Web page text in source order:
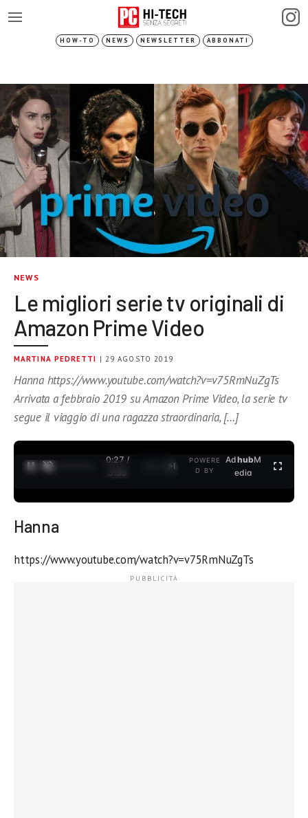
HOW-TO NEWS NEWSLETTER ABBONATI
NEWS
Le migliori serie tv originali di
Amazon Prime Video
MARTINA PEDRETTI | 29 AGOSTO 2019
Hanna https://www.youtube.com/watch?v=v75RmNuZgTs
Arrivata a febbraio 2019 su Amazon Prime Video, la serie tv
segue il viaggio di una ragazza straordinaria, […]
0:27 /
3:35
POWERE
D BY
AdhubM
edia
Hanna
https://www.youtube.com/watch?v=v75RmNuZgTs